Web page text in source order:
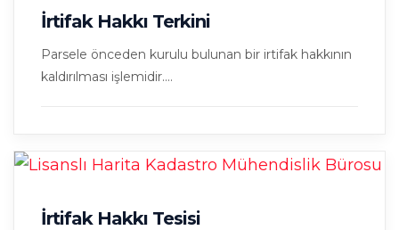
İrtifak Hakkı Terkini
Parsele önceden kurulu bulunan bir irtifak hakkının
kaldırılması işlemidir....
İrtifak Hakkı Tesisi